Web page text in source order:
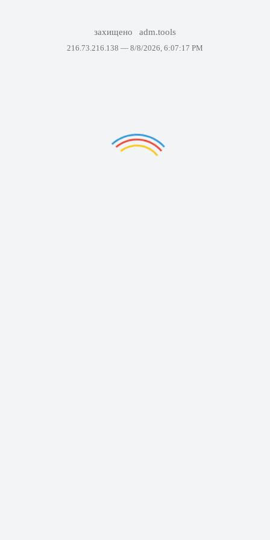
захищено adm.tools
216.73.216.138 — 8/8/2026, 6:07:17 PM